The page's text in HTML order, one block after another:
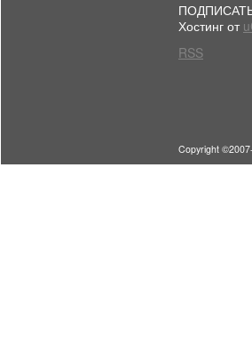
Хостинг от
RSS
Copyright